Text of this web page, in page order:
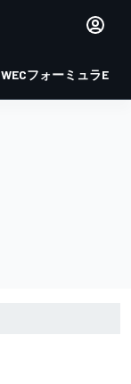
WECフォーミュラE